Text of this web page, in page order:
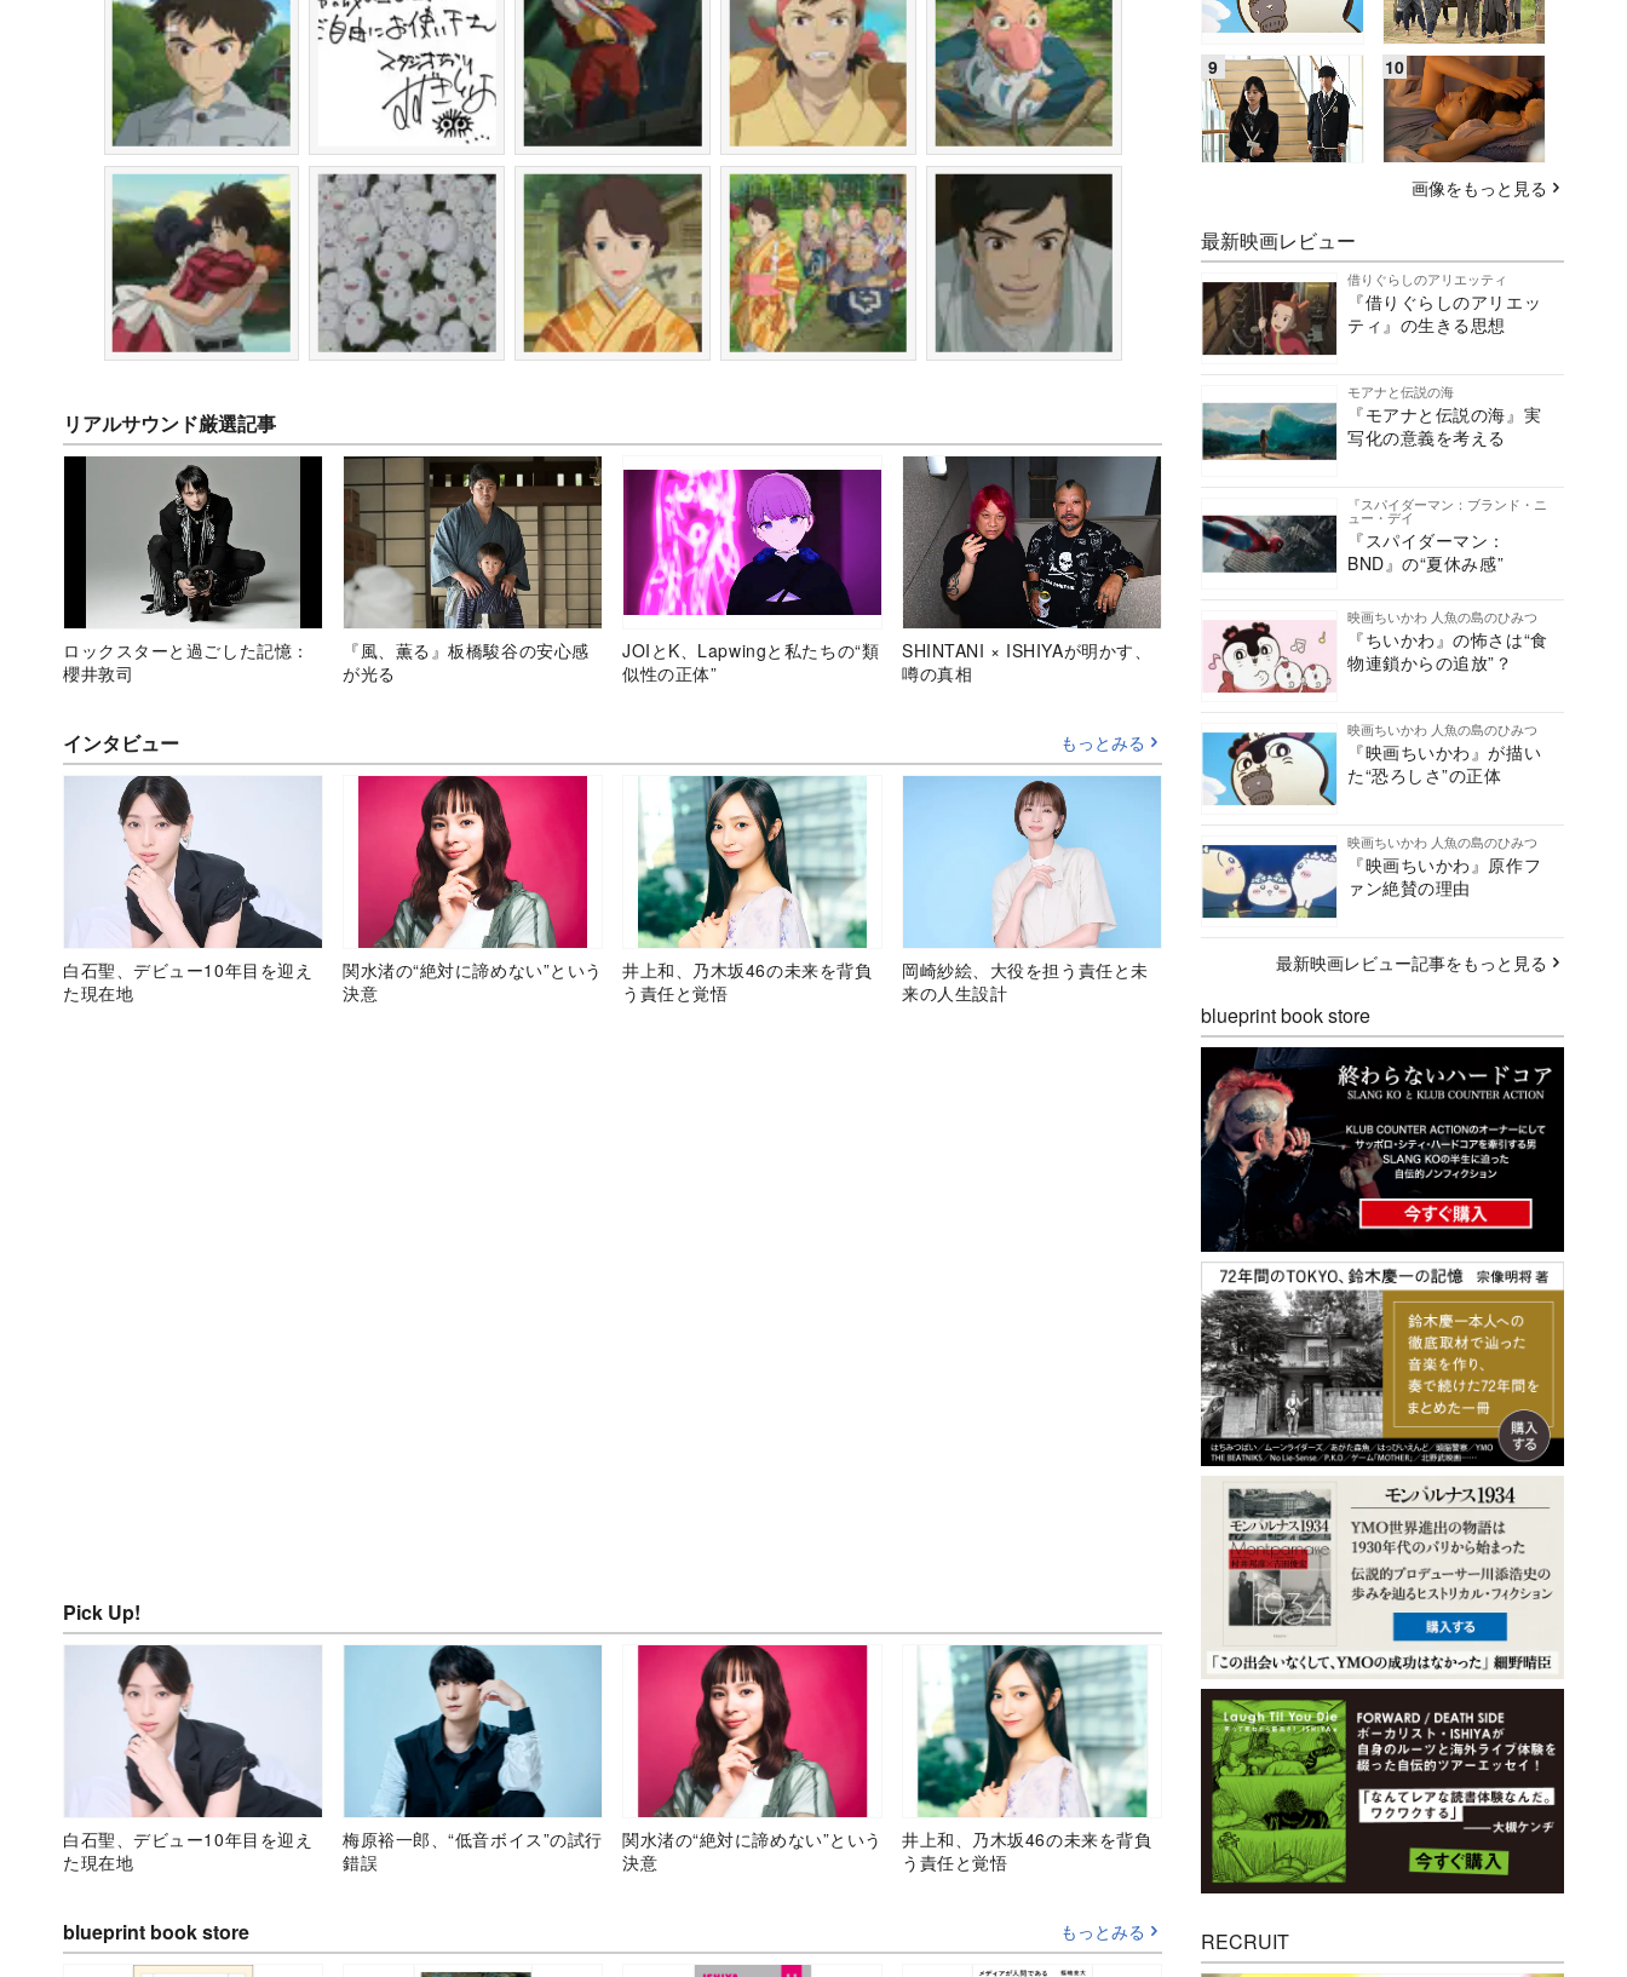
リアルサウンド厳選記事
ロックスターと過ごした記憶：
櫻井敦司
『風、薫る』板橋駿谷の安心感
が光る
JOIとK、Lapwingと私たちの“類
似性の正体”
SHINTANI × ISHIYAが明かす、
噂の真相
インタビュー もっとみる
白石聖、デビュー10年目を迎え
た現在地
関水渚の“絶対に諦めない”という
決意
井上和、乃木坂46の未来を背負
う責任と覚悟
岡崎紗絵、大役を担う責任と未
来の人生設計
Pick Up!
白石聖、デビュー10年目を迎え
た現在地
梅原裕一郎、“低音ボイス”の試行
錯誤
関水渚の“絶対に諦めない”という
決意
井上和、乃木坂46の未来を背負
う責任と覚悟
blueprint book store もっとみる
画像をもっと見る
最新映画レビュー
借りぐらしのアリエッティ
『借りぐらしのアリエッ
ティ』の生きる思想
モアナと伝説の海
『モアナと伝説の海』実
写化の意義を考える
『スパイダーマン：ブランド・ニ
ュー・デイ
『スパイダーマン：
BND』の“夏休み感”
映画ちいかわ 人魚の島のひみつ
『ちいかわ』の怖さは“食
物連鎖からの追放”？
映画ちいかわ 人魚の島のひみつ
『映画ちいかわ』が描い
た“恐ろしさ”の正体
映画ちいかわ 人魚の島のひみつ
『映画ちいかわ』原作フ
ァン絶賛の理由
最新映画レビュー記事をもっと見る
blueprint book store
RECRUIT